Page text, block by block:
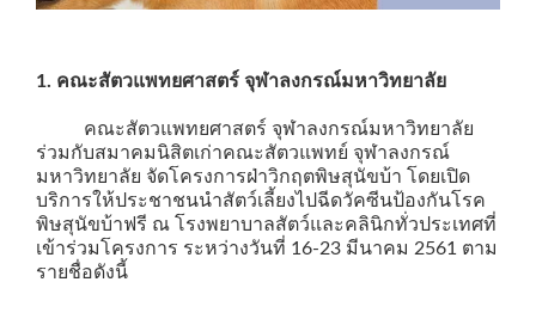
1. คณะสัตวแพทยศาสตร์ จุฬาลงกรณ์มหาวิทยาลัย
คณะสัตวแพทยศาสตร์ จุฬาลงกรณ์มหาวิทยาลัย
ร่วมกับสมาคมนิสิตเก่าคณะสัตวแพทย์ จุฬาลงกรณ์
มหาวิทยาลัย จัดโครงการฝ่าวิกฤตพิษสุนัขบ้า โดยเปิด
บริการให้ประชาชนนำสัตว์เลี้ยงไปฉีดวัคซีนป้องกันโรค
พิษสุนัขบ้าฟรี ณ โรงพยาบาลสัตว์และคลินิกทั่วประเทศที่
เข้าร่วมโครงการ ระหว่างวันที่ 16-23 มีนาคม 2561 ตาม
รายชื่อดังนี้